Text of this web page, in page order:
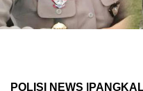
POLISI NEWS